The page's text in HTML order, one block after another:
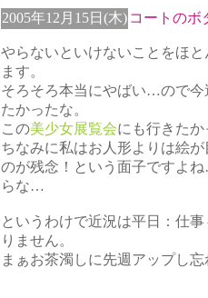
2005年12月15日(木) コートのボ
やらないといけないことをほ
ます。
そろそろ本当にやばい…ので
たかったな。
この美少女展覧会にも行きた
ちなみに私はお人形よりは絵
のが残念！という面子ですよ
らな…
というわけで近況は平日：
りません。
まぁお茶濁しに先週アップし